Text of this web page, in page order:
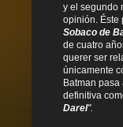
y el segundo
opinión. Éste
Sobaco de
de cuatro
querer ser
únicamente
Batman pasa
definitiva
Darel".